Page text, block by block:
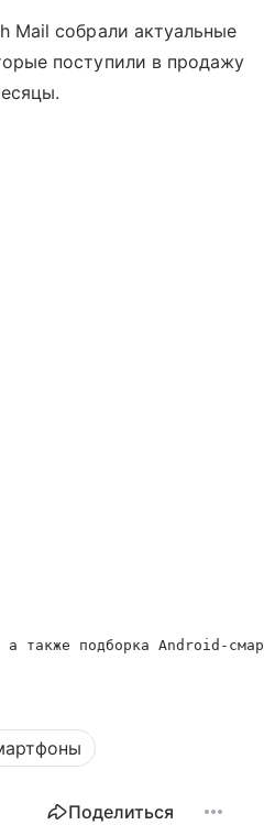
Mail собрали актуальные
поступили в продажу
также подборка Android-
Поделиться